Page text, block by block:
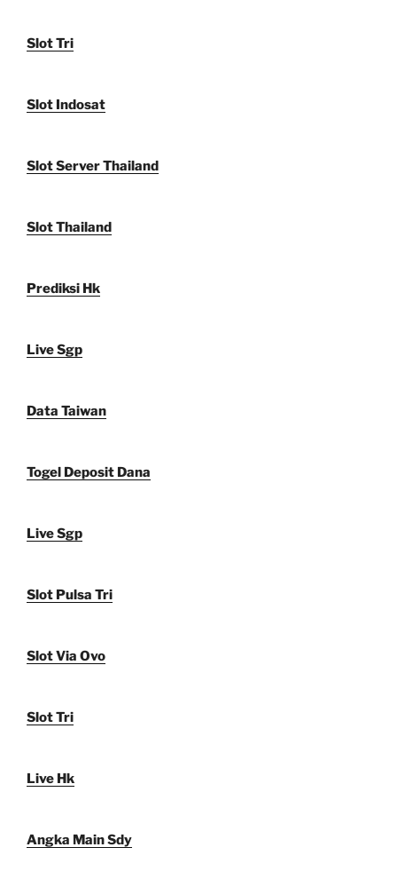
Slot Tri
Slot Indosat
Slot Server Thailand
Slot Thailand
Prediksi Hk
Live Sgp
Data Taiwan
Togel Deposit Dana
Live Sgp
Slot Pulsa Tri
Slot Via Ovo
Slot Tri
Live Hk
Angka Main Sdy